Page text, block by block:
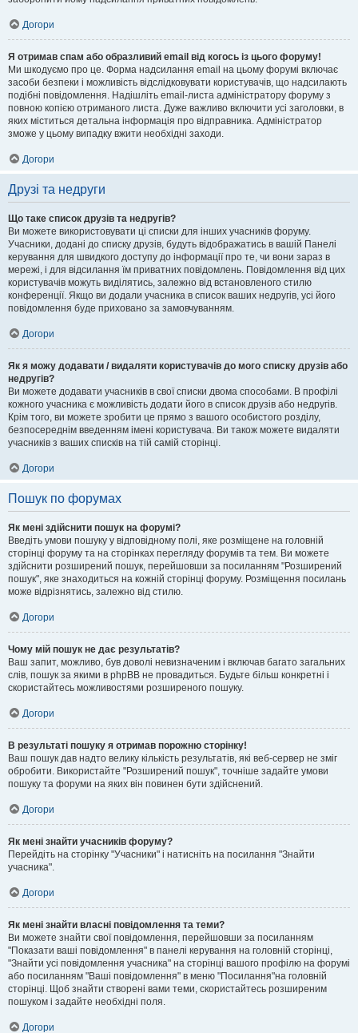
Догори
Я отримав спам або образливий email від когось із цього форуму!
Ми шкодуємо про це. Форма надсилання email на цьому форумі включає
засоби безпеки і можливість відслідковувати користувачів, що надсилають
подібні повідомлення. Надішліть email-листа адміністратору форуму з
повною копією отриманого листа. Дуже важливо включити усі заголовки, в
яких міститься детальна інформація про відправника. Адміністратор
зможе у цьому випадку вжити необхідні заходи.
Догори
Друзі та недруги
Що таке список друзів та недругів?
Ви можете використовувати ці списки для інших учасників форуму.
Учасники, додані до списку друзів, будуть відображатись в вашій Панелі
керування для швидкого доступу до інформації про те, чи вони зараз в
мережі, і для відсилання їм приватних повідомлень. Повідомлення від цих
користувачів можуть виділятись, залежно від встановленого стилю
конференції. Якщо ви додали учасника в список ваших недругів, усі його
повідомлення буде приховано за замовчуванням.
Догори
Як я можу додавати / видаляти користувачів до мого списку друзів або
недругів?
Ви можете додавати учасників в свої списки двома способами. В профілі
кожного учасника є можливість додати його в список друзів або недругів.
Крім того, ви можете зробити це прямо з вашого особистого розділу,
безпосереднім введенням імені користувача. Ви також можете видаляти
учасників з ваших списків на тій самій сторінці.
Догори
Пошук по форумах
Як мені здійснити пошук на форумі?
Введіть умови пошуку у відповідному полі, яке розміщене на головній
сторінці форуму та на сторінках перегляду форумів та тем. Ви можете
здійснити розширений пошук, перейшовши за посиланням "Розширений
пошук", яке знаходиться на кожній сторінці форуму. Розміщення посилань
може відрізнятись, залежно від стилю.
Догори
Чому мій пошук не дає результатів?
Ваш запит, можливо, був доволі невизначеним і включав багато загальних
слів, пошук за якими в phpBB не провадиться. Будьте більш конкретні і
скористайтесь можливостями розширеного пошуку.
Догори
В результаті пошуку я отримав порожню сторінку!
Ваш пошук дав надто велику кількість результатів, які веб-сервер не зміг
обробити. Використайте "Розширений пошук", точніше задайте умови
пошуку та форуми на яких він повинен бути здійснений.
Догори
Як мені знайти учасників форуму?
Перейдіть на сторінку "Учасники" і натисніть на посилання "Знайти
учасника".
Догори
Як мені знайти власні повідомлення та теми?
Ви можете знайти свої повідомлення, перейшовши за посиланням
"Показати ваші повідомлення" в панелі керування на головній сторінці,
"Знайти усі повідомлення учасника" на сторінці вашого профілю на форумі
або посиланням "Ваші повідомлення" в меню "Посилання"на головній
сторінці. Щоб знайти створені вами теми, скористайтесь розширеним
пошуком і задайте необхідні поля.
Догори